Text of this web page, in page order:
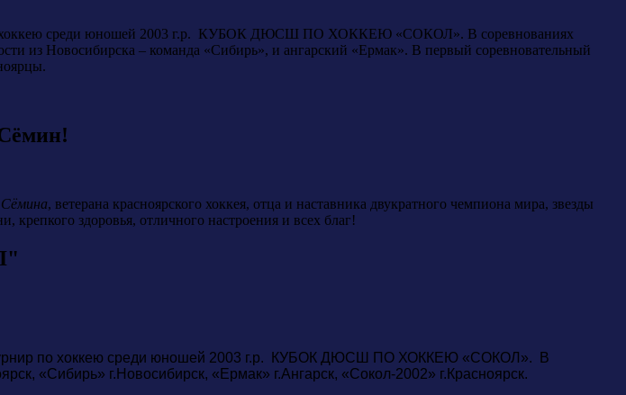
хоккею среди юношей 2003 г.р. КУБОК ДЮСШ ПО ХОККЕЮ «СОКОЛ». В соревнованиях
из Новосибирска – команда «Сибирь», и ангарский «Ермак». В первый соревновательный
Сёмина, ветерана красноярского хоккея, отца и наставника двукратного чемпиона мира, звезды
здоровья, отличного настроения и всех благ!
по хоккею среди юношей 2003 г.р. КУБОК ДЮСШ ПО ХОККЕЮ «СОКОЛ». В
«Сибирь» г.Новосибирск, «Ермак» г.Ангарск, «Сокол-2002» г.Красноярск.